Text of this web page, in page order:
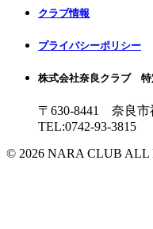
クラブ情報
プライバシーポリシー
株式会社奈良クラブ 特
〒630-8441 奈良
TEL:0742-93-3815
© 2026 NARA CLUB ALL